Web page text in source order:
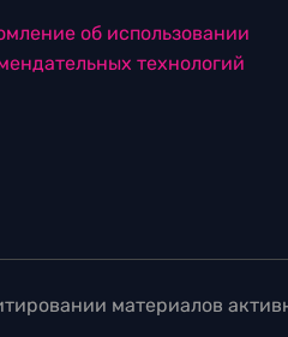
об использовании
технологий
материалов